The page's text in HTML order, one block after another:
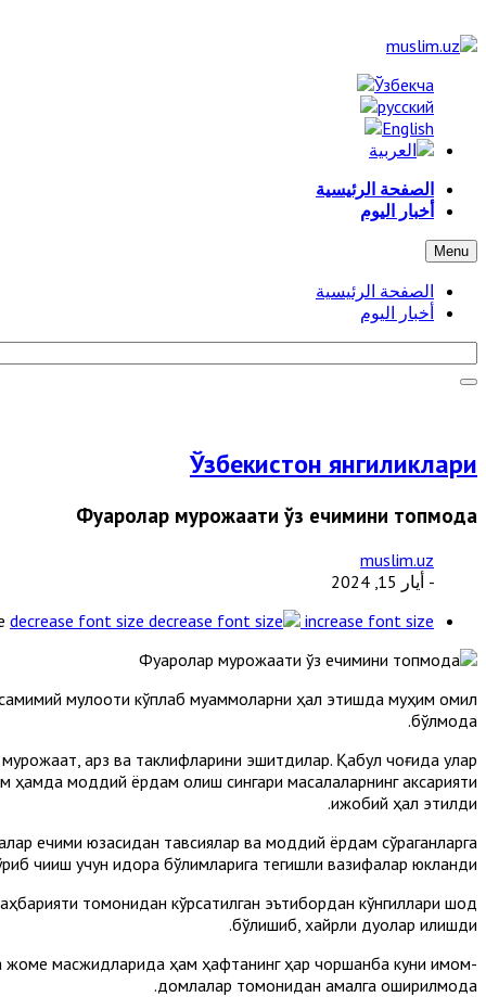
الصفحة الرئيسية
أخبار اليوم
Menu
الصفحة الرئيسية
أخبار اليوم
Ўзбекистон янгиликлари
Фуқаролар мурожаати ўз ечимини топмоқда
muslim.uz
- أيار 15, 2024
decrease font size increase font size
мулоқоти кўплаб муаммоларни ҳал этишда муҳим омил
бўлмоқда.
арз ва таклифларини эшитдилар. Қабул чоғида улар
моддий ёрдам олиш сингари масалаларнинг аксарияти
ижобий ҳал этилди.
ечими юзасидан тавсиялар ва моддий ёрдам сўраганларга
чиқиш учун идора бўлимларига тегишли вазифалар юкланди.
томонидан кўрсатилган эътибордан кўнгиллари шод
бўлишиб, хайрли дуолар қилишди.
жоме масжидларида ҳам ҳафтанинг ҳар чоршанба куни имом-
домлалар томонидан амалга оширилмоқда.